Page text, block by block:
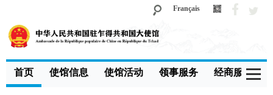
Français
首页 使馆信息 使馆活动 领事服务 经商服务